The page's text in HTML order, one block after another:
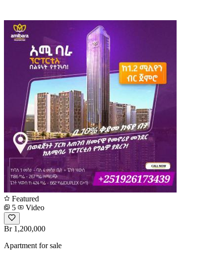
Featured
5
Video
Br 1,200,000
Apartment for sale